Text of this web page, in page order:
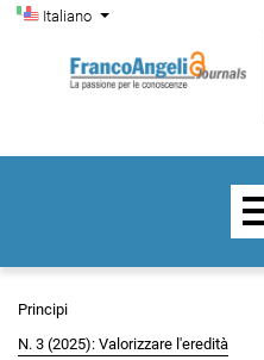
Salta al menu principale di
Salta al contenuto principale
Salta al piè di pagina del sito
Cambia la lingua. La lingua
Italiano
Menu di
Menu
Principi
N. 3 (2025): Valorizzare l'eredità